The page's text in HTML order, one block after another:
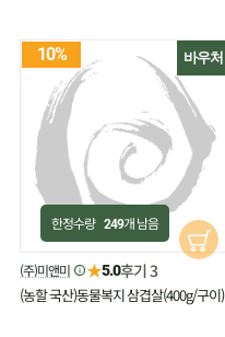
바우처
10%
한정수량 249개 남음
(주)미앤미 ★5.0후기 3
(농할 국산)동물복지 삼겹살(400g/구이)